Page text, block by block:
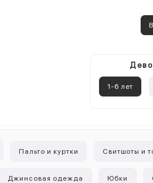
1-6 лет
Пальто и куртки Свитшоты и
Джинсовая одежда Юбки